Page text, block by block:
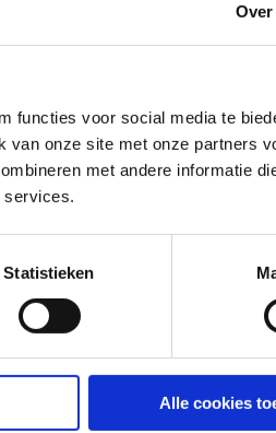
Over
functies voor social media te
van onze site met onze partners
met andere informatie
services.
Statistieken
Alle cookies
Faq
Beter Uit. Uiteraard betalen
proberen wij zo goed
zijn?